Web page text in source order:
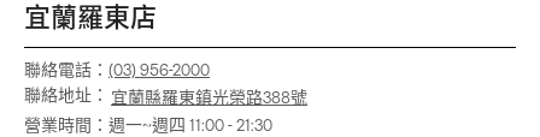
宜蘭羅東店
聯絡電話： (03) 956-2000
聯絡地址： 宜蘭縣羅東鎮光榮路388號
營業時間： 週一~週四 11:00 - 21:30